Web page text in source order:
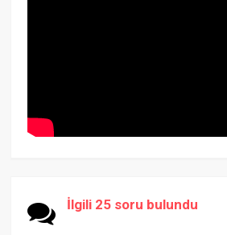
İlgili 25 soru bulundu